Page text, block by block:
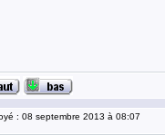
: 08 septembre 2013 à 08:07